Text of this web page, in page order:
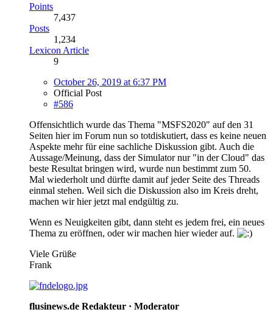
Points
7,437
Posts
1,234
Lexicon Article
9
October 26, 2019 at 6:37 PM
Official Post
#586
Offensichtlich wurde das Thema "MSFS2020" auf den 31
Seiten hier im Forum nun so totdiskutiert, dass es keine neuen
Aspekte mehr für eine sachliche Diskussion gibt. Auch die
Aussage/Meinung, dass der Simulator nur "in der Cloud" das
beste Resultat bringen wird, wurde nun bestimmt zum 50.
Mal wiederholt und dürfte damit auf jeder Seite des Threads
einmal stehen. Weil sich die Diskussion also im Kreis dreht,
machen wir hier jetzt mal endgültig zu.
Wenn es Neuigkeiten gibt, dann steht es jedem frei, ein neues
Thema zu eröffnen, oder wir machen hier wieder auf.
Viele Grüße
Frank
flusinews.de Redakteur · Moderator